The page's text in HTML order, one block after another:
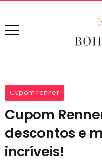
Cupom renner
Cupom
descontos e
incríveis!